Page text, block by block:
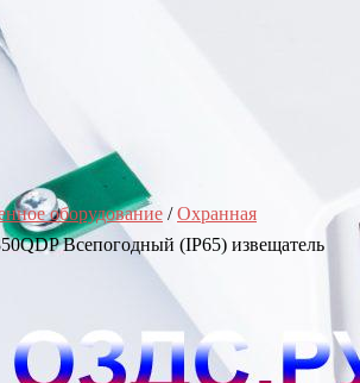
оборудование /Охранная
Всепогодный (IP65) извещатель